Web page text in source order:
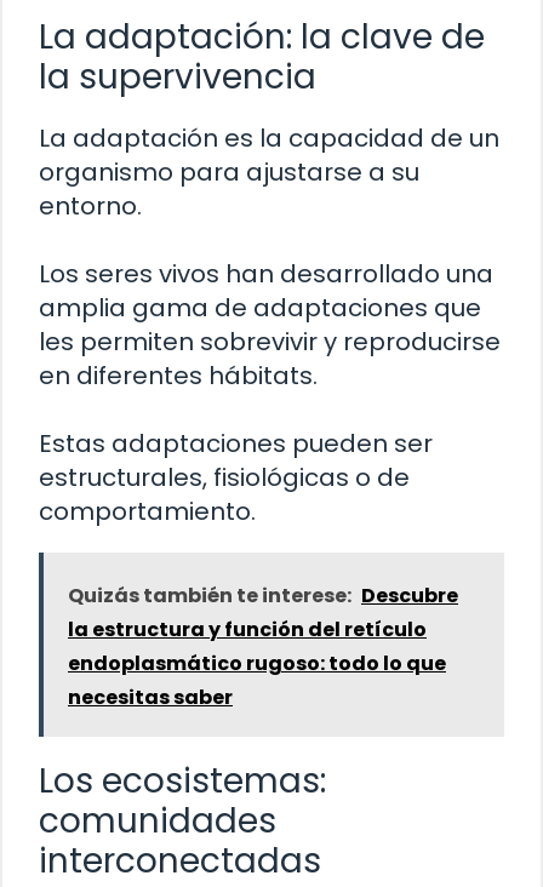
La adaptación: la clave de
la supervivencia
La adaptación es la capacidad de un
organismo para ajustarse a su
entorno.
Los seres vivos han desarrollado una
amplia gama de adaptaciones que
les permiten sobrevivir y reproducirse
en diferentes hábitats.
Estas adaptaciones pueden ser
estructurales, fisiológicas o de
comportamiento.
Quizás también te interese: Descubre
la estructura y función del retículo
endoplasmático rugoso: todo lo que
necesitas saber
Los ecosistemas:
comunidades
interconectadas